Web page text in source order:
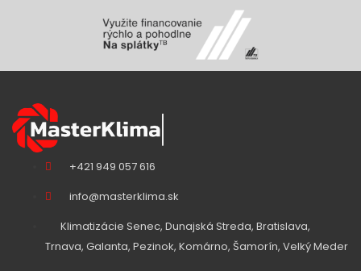
+421 949 057 616
info@masterklima.sk
Klimatizácie Senec, Dunajská Streda, Bratislava,
Trnava, Galanta, Pezinok, Komárno, Šamorín, Velký Meder